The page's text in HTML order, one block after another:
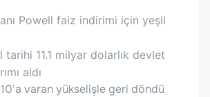
Powell faiz indirimi için yeşil
tarihi 11.1 milyar dolarlık devlet
aldı
varan yükselişle geri döndü